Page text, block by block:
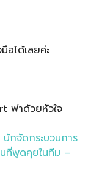
อได้เลยค่ะ
ฟาด้วยหัวใจ
กจัดกระบวนการ
ที่พูดคุยในทีม –